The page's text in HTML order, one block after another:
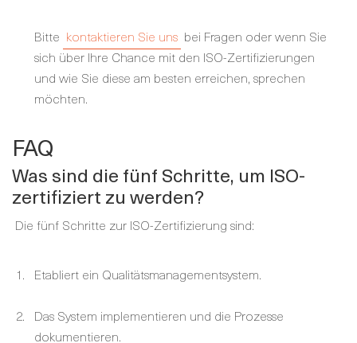
Bitte kontaktieren Sie uns bei Fragen oder wenn Sie
sich über Ihre Chance mit den ISO-Zertifizierungen
und wie Sie diese am besten erreichen, sprechen
möchten.
FAQ
Was sind die fünf Schritte, um ISO-
zertifiziert zu werden?
Die fünf Schritte zur ISO-Zertifizierung sind:
Etabliert ein Qualitätsmanagementsystem.
Das System implementieren und die Prozesse
dokumentieren.